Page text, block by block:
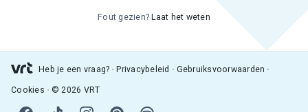
Fout gezien? Laat het weten
Heb je een vraag? Privacybeleid Gebruiksvoorwaarden
Cookies © 2026 VRT